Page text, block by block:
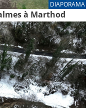
DIAPORAMA
à Marthod